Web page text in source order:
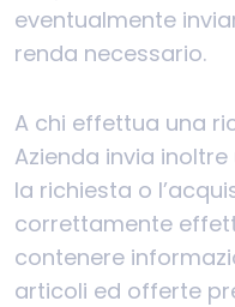
eventualmente
renda necessario.
A chi effettua una
Azienda invia
la richiesta o
correttamente
contenere
articoli ed offerte